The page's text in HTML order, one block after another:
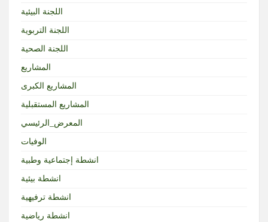
اللجنة البيئية
اللجنة التربوية
اللجنة الصحية
المشاريع
المشاريع الكبرى
المشاريع المستقبلية
المعرض_الرئيسي
الوفيات
انشطة إجتماعية وطبية
انشطة بيئية
انشطة ترفيهية
انشطة رياضية